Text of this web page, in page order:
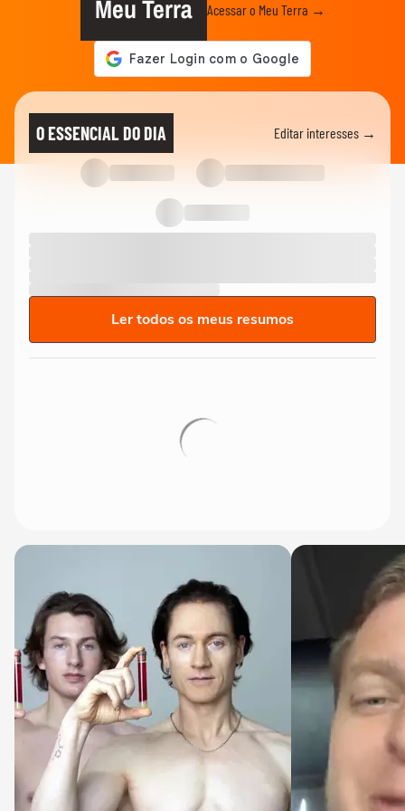
Meu Terra Acessar o Meu Terra →
O ESSENCIAL DO DIA Editar interesses →
Ler todos os meus resumos